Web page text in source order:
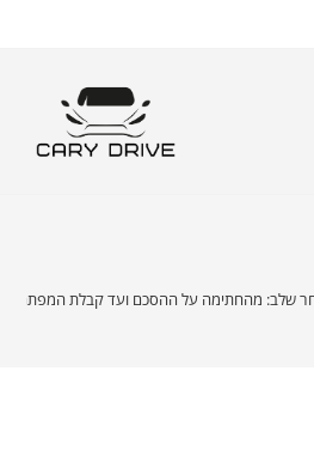
אחר שלב: מהחתימה על ההסכם ועד קבלת המפתח